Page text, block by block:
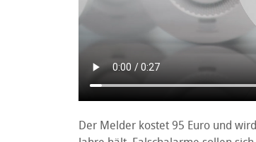
Der Melder kostet 95 Euro und